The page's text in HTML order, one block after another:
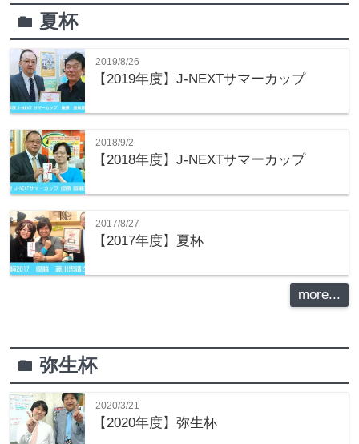
folder 夏杯
2019/8/26
【2019年度】J-NEXTサマーカップ
2018/9/2
【2018年度】J-NEXTサマーカップ
2017/8/27
【2017年度】夏杯
more...
folder 弥生杯
2020/3/21
【2020年度】弥生杯